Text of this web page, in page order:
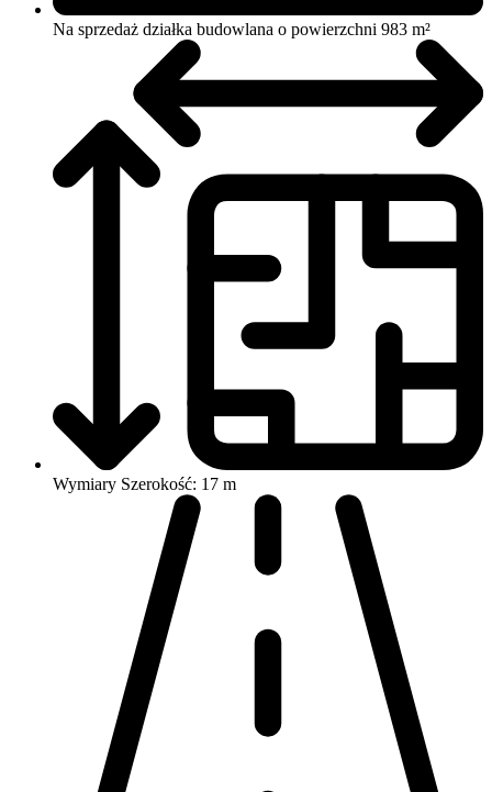
Na sprzedaż działka budowlana o powierzchni 983 m²
Wymiary Szerokość: 17 m